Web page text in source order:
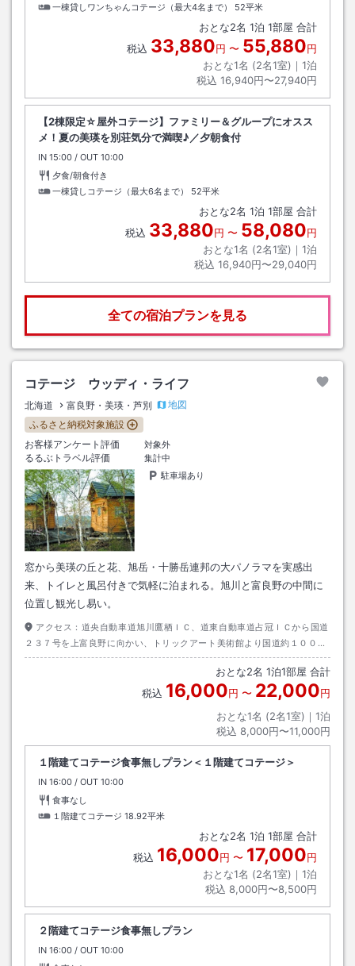
一棟貸しワンちゃんコテージ（最大4名まで）
52平米
おとな2名 1泊 1部屋 合計
税込 33,880円 〜 55,880円
おとな1名 (2名1室)｜ 1泊
税込 16,940円〜27,940円
【2棟限定☆屋外コテージ】ファミリー＆グループにオスス
メ！夏の美瑛を別荘気分で満喫♪／夕朝食付
IN チェックイン
15:00 / OUT チェックアウト
10:00
夕食/朝食付き
一棟貸しコテージ（最大6名まで）
52平米
おとな2名 1泊 1部屋 合計
税込 33,880円 〜 58,080円
おとな1名 (2名1室)｜ 1泊
税込 16,940円〜29,040円
全ての宿泊プランを見る
コテージ ウッディ・ライフ
北海道 富良野・美瑛・芦別
地図
ふるさと納税対象施設
お客様アンケート評価
対象外
るるぶトラベル評価
集計中
駐車場あり
窓から美瑛の丘と花、旭岳・十勝岳連邦の大パノラマを実感出
来、トイレと風呂付きで気軽に泊まれる。旭川と富良野の中間に
位置し観光し易い。
アクセス： 道央自動車道旭川鷹栖ＩＣ、道東自動車道占冠ＩＣから国道
２３７号を上富良野に向かい、トリックアート美術館より国道約１００ｍ
旭川より、深山峠ラベンダー園より南側隣接。ＪＲ富良野線美馬牛駅から
おとな2名 1泊1部屋 合計
税込 16,000円 〜 22,000円
おとな1名 (2名1室)｜ 1泊
税込 8,000円〜11,000円
１階建てコテージ食事無しプラン＜１階建てコテージ＞
IN チェックイン
16:00 / OUT チェックアウト
10:00
食事なし
１階建てコテージ 18.92平米
おとな2名 1泊 1部屋 合計
税込 16,000円 〜 17,000円
おとな1名 (2名1室)｜ 1泊
税込 8,000円〜8,500円
２階建てコテージ食事無しプラン
IN チェックイン
16:00 / OUT チェックアウト
10:00